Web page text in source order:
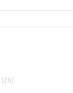
(26)